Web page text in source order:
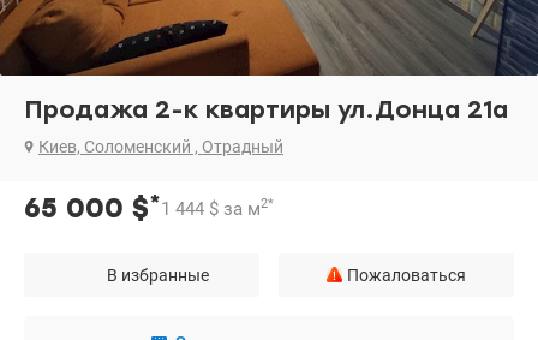
Продажа 2-к квартиры ул.Донца 21а
Киев, Соломенский , Отрадный
65 000 $*1 444 $ за м2*
В избранные Пожаловаться